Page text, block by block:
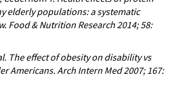
elderly populations: a systematic
Food & Nutrition Research 2014; 58:
The effect of obesity on disability vs
Americans. Arch Intern Med 2007; 167: